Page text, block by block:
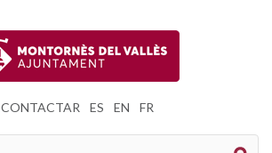
CONTACTAR ES EN FR